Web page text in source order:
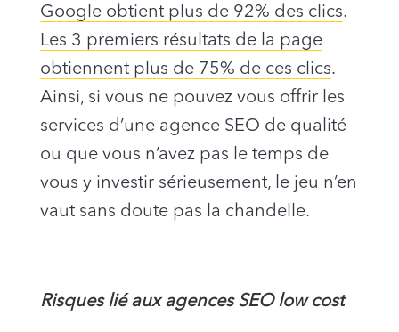
Google obtient plus de 92% des clics.
Les 3 premiers résultats de la page
obtiennent plus de 75% de ces clics.
Ainsi, si vous ne pouvez vous offrir les
services d’une agence SEO de qualité
ou que vous n’avez pas le temps de
vous y investir sérieusement, le jeu n’en
vaut sans doute pas la chandelle.
Risques lié aux agences SEO low cost